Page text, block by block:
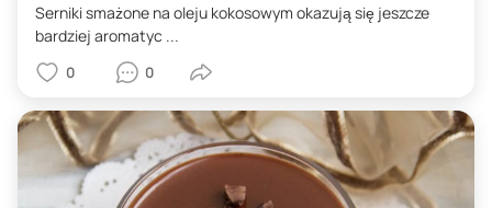
Serniki smażone na oleju kokosowym okazują się jeszcze
bardziej aromatyc ...
0 0